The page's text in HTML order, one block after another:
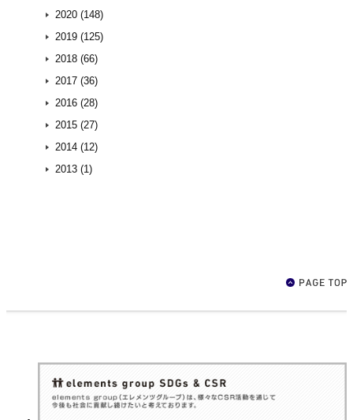
2020 (148)
2019 (125)
2018 (66)
2017 (36)
2016 (28)
2015 (27)
2014 (12)
2013 (1)